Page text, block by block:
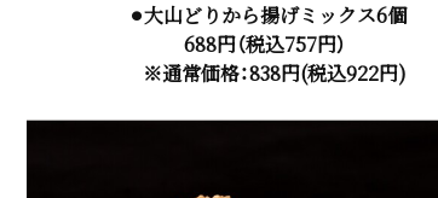
⚫︎大山どりから揚げミックス6個
688円（税込757円）
※通常価格：838円(税込922円)